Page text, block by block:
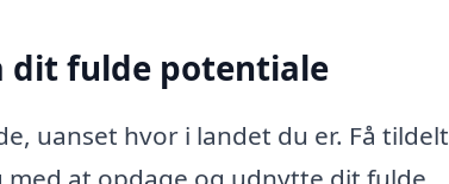
dit fulde potentiale
uanset hvor i landet du er. Få tildelt